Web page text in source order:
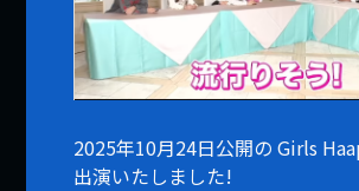
2025年10月24日公開の Girls
出演いたしました!